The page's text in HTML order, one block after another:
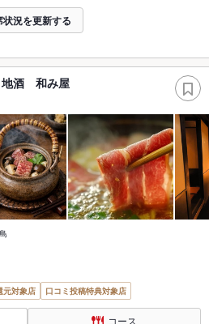
状況を更新する
地酒 和み屋
元対象店 口コミ投稿特典対象店
コース